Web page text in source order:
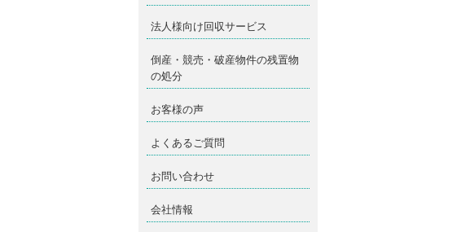
法人様向け回収サービス
倒産・競売・破産物件の残置物
の処分
お客様の声
よくあるご質問
お問い合わせ
会社情報